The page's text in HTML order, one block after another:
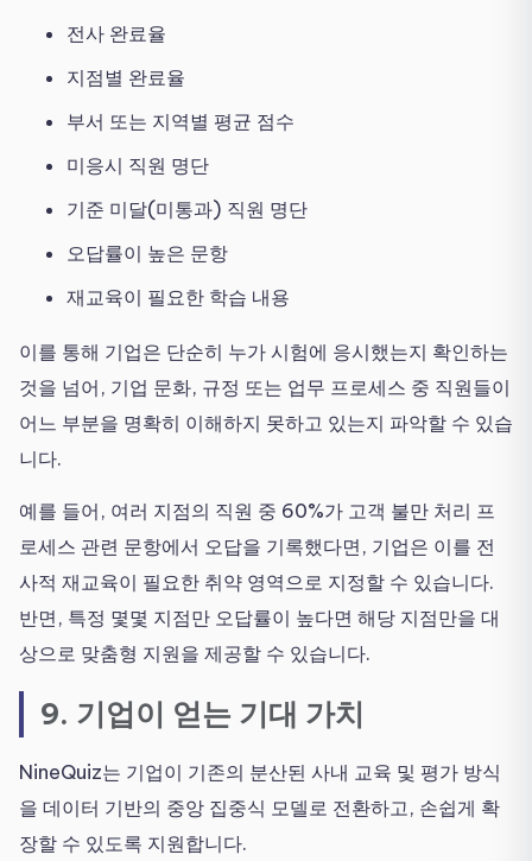
전사 완료율
지점별 완료율
부서 또는 지역별 평균 점수
미응시 직원 명단
기준 미달(미통과) 직원 명단
오답률이 높은 문항
재교육이 필요한 학습 내용
이를 통해 기업은 단순히 누가 시험에 응시했는지 확인하는
것을 넘어, 기업 문화, 규정 또는 업무 프로세스 중 직원들이
어느 부분을 명확히 이해하지 못하고 있는지 파악할 수 있습
니다.
예를 들어, 여러 지점의 직원 중 60%가 고객 불만 처리 프
로세스 관련 문항에서 오답을 기록했다면, 기업은 이를 전
사적 재교육이 필요한 취약 영역으로 지정할 수 있습니다.
반면, 특정 몇몇 지점만 오답률이 높다면 해당 지점만을 대
상으로 맞춤형 지원을 제공할 수 있습니다.
9. 기업이 얻는 기대 가치
NineQuiz는 기업이 기존의 분산된 사내 교육 및 평가 방식
을 데이터 기반의 중앙 집중식 모델로 전환하고, 손쉽게 확
장할 수 있도록 지원합니다.